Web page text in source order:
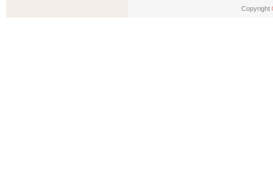
Copyright